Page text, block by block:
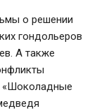
о решении
гондольеров
А также
«Шоколадные